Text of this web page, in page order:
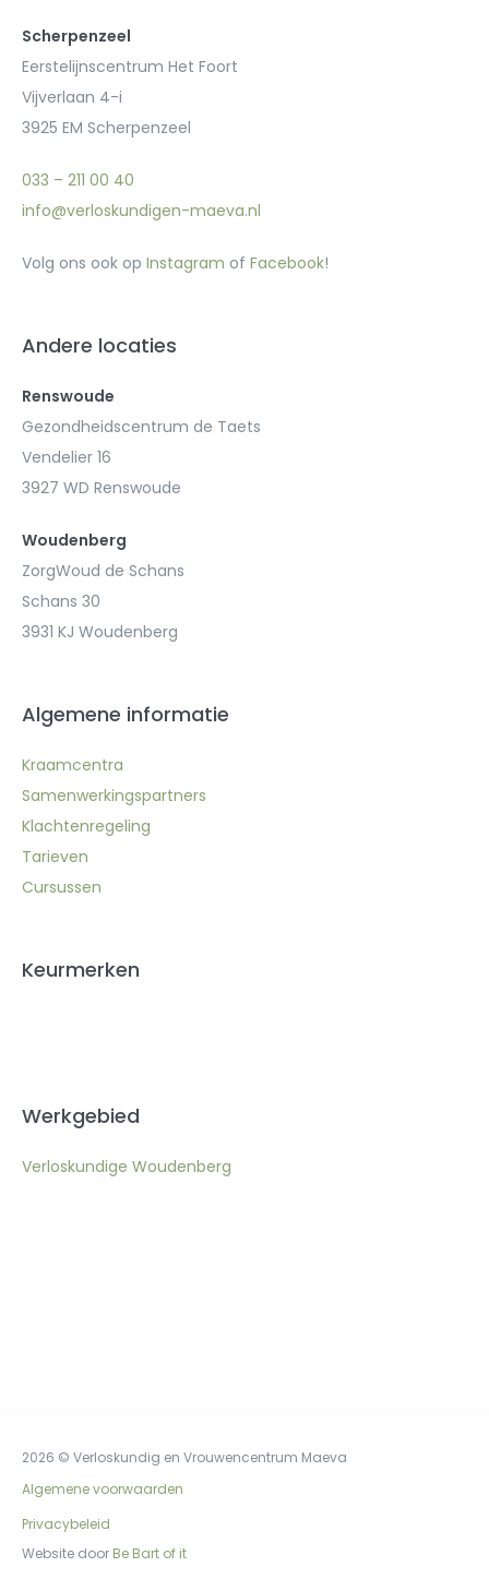
Scherpenzeel
Eerstelijnscentrum Het Foort
Vijverlaan 4-i
3925 EM Scherpenzeel
033 – 211 00 40
info@verloskundigen-maeva.nl
Volg ons ook op Instagram of Facebook!
Andere locaties
Renswoude
Gezondheidscentrum de Taets
Vendelier 16
3927 WD Renswoude
Woudenberg
ZorgWoud de Schans
Schans 30
3931 KJ Woudenberg
Algemene informatie
Kraamcentra
Samenwerkingspartners
Klachtenregeling
Tarieven
Cursussen
Keurmerken
Werkgebied
Verloskundige Woudenberg
2026 © Verloskundig en Vrouwencentrum Maeva
Algemene voorwaarden
Privacybeleid
Website door Be Bart of it